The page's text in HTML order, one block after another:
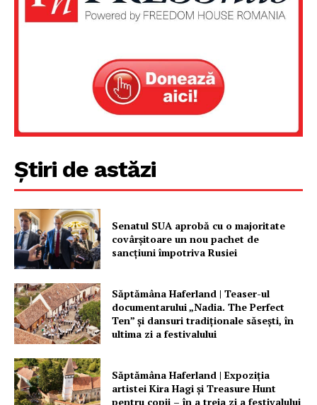
Un proiect
FREEDOM HOUSE ROMÂNIA
PRESShub
Despre noi / Echipa
Proiecte editoriale
Rețea
Contact
Știri de astăzi
Senatul SUA aprobă cu o majoritate
covârșitoare un nou pachet de
sancțiuni împotriva Rusiei
Săptămâna Haferland | Teaser-ul
documentarului „Nadia. The Perfect
Ten” şi dansuri tradiţionale săseşti, în
ultima zi a festivalului
Săptămâna Haferland | Expoziţia
artistei Kira Hagi şi Treasure Hunt
pentru copii – în a treia zi a festivalului